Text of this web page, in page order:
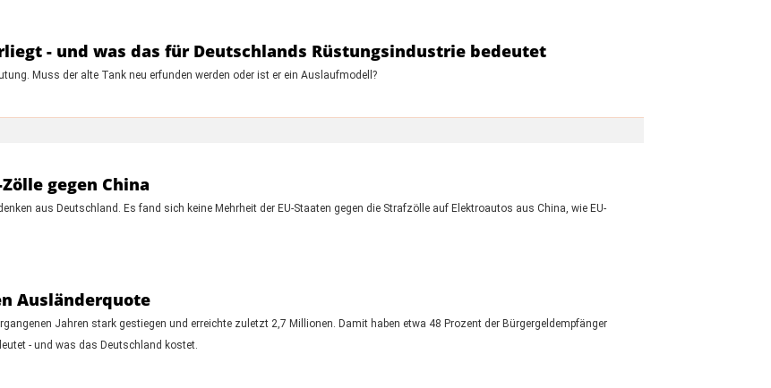
- und was das für Deutschlands Rüstungsindustrie bedeutet
Muss der alte Tank neu erfunden werden oder ist er ein Auslaufmodell?
gegen China
aus Deutschland. Es fand sich keine Mehrheit der EU-Staaten gegen die Strafzölle auf Elektroautos aus China, wie EU-
Ausländerquote
Jahren stark gestiegen und erreichte zuletzt 2,7 Millionen. Damit haben etwa 48 Prozent der Bürgergeldempfänger
- und was das Deutschland kostet.